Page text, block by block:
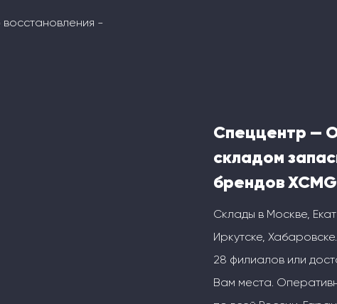
-
Спеццентр —
складом
брендов
Склады в Москве,
Иркутске,
28 филиалов или
Вам места.